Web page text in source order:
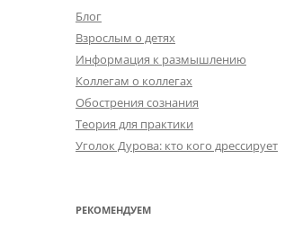
Блог
Взрослым о детях
Информация к размышлению
Коллегам о коллегах
Обострения сознания
Теория для практики
Уголок Дурова: кто кого дрессирует
РЕКОМЕНДУЕМ